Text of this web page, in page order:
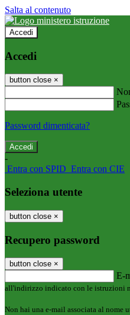
Salta al contenuto
Accedi
Accedi
button close ×
Password dimenticata?
-
Entra con SPID Entra con CIE
Seleziona utente
button close ×
Recupero password
button close ×
E-
all'indirizzo indicato con le istruzioni
Non hai una e-mail associata al nome